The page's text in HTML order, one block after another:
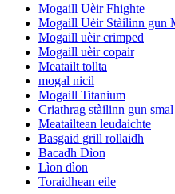
Mogaill Uèir Fhighte
Mogaill Uèir Stàilinn gun
Mogaill uèir crimped
Mogaill uèir copair
Meatailt tollta
mogal nicil
Mogaill Titanium
Criathrag stàilinn gun smal
Meatailtean leudaichte
Basgaid grill rollaidh
Bacadh Dìon
Lìon dìon
Toraidhean eile